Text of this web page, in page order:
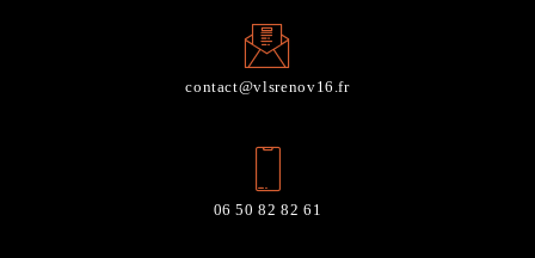
contact@vlsrenov16.fr
06 50 82 82 61